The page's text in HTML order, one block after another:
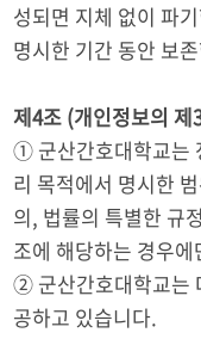
성되면 지체 없이 파
명시한 기간 동안 보
제4조 (개인정보의 제
① 군산간호대학교는
리 목적에서 명시한
의, 법률의 특별한 규
조에 해당하는 경우
② 군산간호대학교는
공하고 있습니다.